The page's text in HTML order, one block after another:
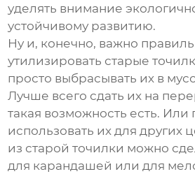
уделять внимание
устойчивому развитию.
Ну и, конечно, важно
утилизировать старые
просто выбрасывать их в
Лучше всего сдать их на
такая возможность есть. Или
использовать их для других
из старой точилки можно
для карандашей или для